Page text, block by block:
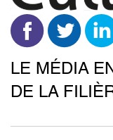
LE MÉDIA
DE LA